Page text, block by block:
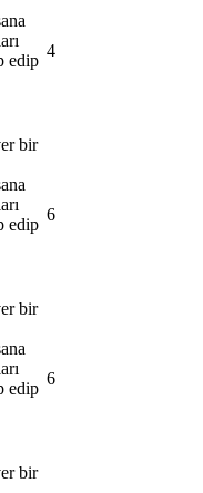
edip
4
bir
edip
6
bir
edip
6
bir